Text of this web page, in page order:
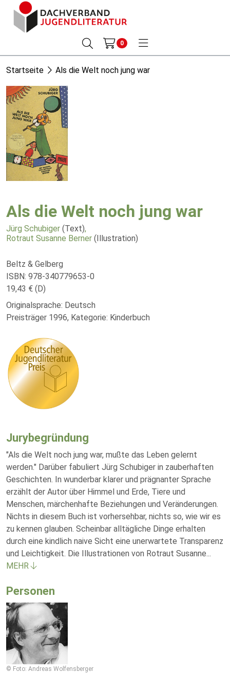
0
Startseite Als die Welt noch jung war
Als die Welt noch jung war
Jürg Schubiger (Text),
Rotraut Susanne Berner (Illustration)
Beltz & Gelberg
ISBN: 978-340779653-0
19,43 € (D)
Originalsprache: Deutsch
Preisträger 1996, Kategorie: Kinderbuch
Jurybegründung
"Als die Welt noch jung war, mußte das Leben gelernt
werden." Darüber fabuliert Jürg Schubiger in zauberhaften
Geschichten. In wunderbar klarer und prägnanter Sprache
erzählt der Autor über Himmel und Erde, Tiere und
Menschen, märchenhafte Beziehungen und Veränderungen.
Nichts in diesem Buch ist vorhersehbar, nichts so, wie wir es
zu kennen glauben. Scheinbar alltägliche Dinge erhalten
durch eine kindlich naive Sicht eine unerwartete Transparenz
und Leichtigkeit. Die Illustrationen von Rotraut Susanne...
MEHR
Personen
© Foto: Andreas Wolfensberger